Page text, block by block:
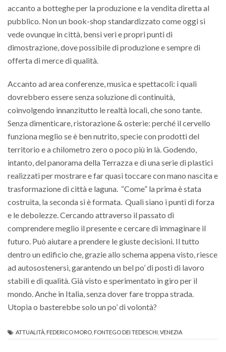
accanto a botteghe per la produzione e la vendita diretta al
pubblico. Non un book-shop standardizzato come oggi si
vede ovunque in città, bensì veri e propri punti di
dimostrazione, dove possibile di produzione e sempre di
offerta di merce di qualità.
Accanto ad area conferenze, musica e spettacoli: i quali
dovrebbero essere senza soluzione di continuità,
coinvolgendo innanzitutto le realtà locali, che sono tante.
Senza dimenticare, ristorazione & osterie: perché il cervello
funziona meglio se è ben nutrito, specie con prodotti del
territorio e a chilometro zero o poco più in là. Godendo,
intanto, del panorama della Terrazza e di una serie di plastici
realizzati per mostrare e far quasi toccare con mano nascita e
trasformazione di città e laguna. “Come” la prima è stata
costruita, la seconda si è formata. Quali siano i punti di forza
e le debolezze. Cercando attraverso il passato di
comprendere meglio il presente e cercare di immaginare il
futuro. Può aiutare a prendere le giuste decisioni. Il tutto
dentro un edificio che, grazie allo schema appena visto, riesce
ad autosostenersi, garantendo un bel po’ di posti di lavoro
stabili e di qualità. Già visto e sperimentato in giro per il
mondo. Anche in Italia, senza dover fare troppa strada.
Utopia o basterebbe solo un po’ di volontà?
ATTUALITÀ FEDERICO MORO FONTEGO DEI TEDESCHI VENEZIA